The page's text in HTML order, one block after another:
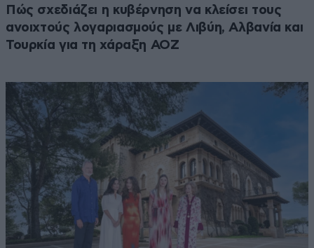
Πώς σχεδιάζει η κυβέρνηση να κλείσει τους
ανοιχτούς λογαριασμούς με Λιβύη, Αλβανία και
Τουρκία για τη χάραξη ΑΟΖ